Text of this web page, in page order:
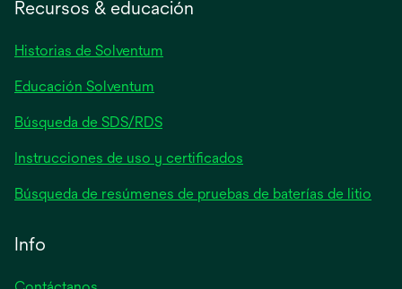
pestaña
Recursos & educación
Historias de Solventum
Educación Solventum
Búsqueda de SDS/RDS
Instrucciones de uso y certificados
Búsqueda de resúmenes de pruebas de baterías de litio
Info